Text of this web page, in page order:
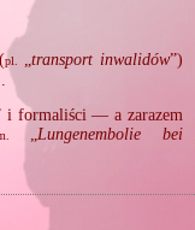
pl. „transport inwalidów”)
i formaliści — a zarazem
„Lungenembolie bei